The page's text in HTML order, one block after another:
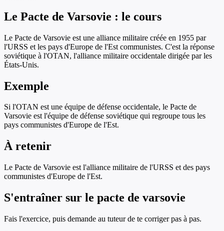
Le Pacte de Varsovie : le cours
Le Pacte de Varsovie est une alliance militaire créée en 1955 par
l'URSS et les pays d'Europe de l'Est communistes. C'est la réponse
soviétique à l'OTAN, l'alliance militaire occidentale dirigée par les
États-Unis.
Exemple
Si l'OTAN est une équipe de défense occidentale, le Pacte de
Varsovie est l'équipe de défense soviétique qui regroupe tous les
pays communistes d'Europe de l'Est.
À retenir
Le Pacte de Varsovie est l'alliance militaire de l'URSS et des pays
communistes d'Europe de l'Est.
S'entraîner sur le pacte de varsovie
Fais l'exercice, puis demande au tuteur de te corriger pas à pas.